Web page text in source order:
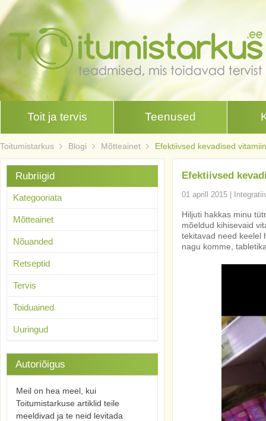
Toit ja tervis Teenused
Toitumistarkus Blogi Mõtteainet Efektiivsed kevadised
Efektiivsed
01 aprill 2015
Hiljuti hakkas minu
mõeldud kihisevaid
tekitavad need keelel
nagu komme,
Rubriigid
Kategooriata
Mõtteainet
Nõuanded
Retseptid
Tervis
Toiduained
Uuringud
Autoriõigus
Meil on hea meel, kui
Toitumistarkuse artiklid teile
meeldivad ja te neid levitada